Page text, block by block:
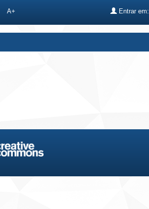
A+ Entrar em: